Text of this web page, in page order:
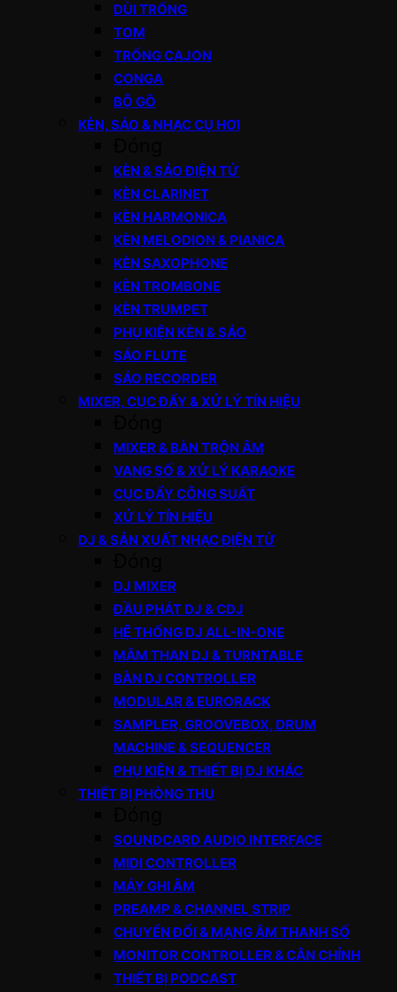
DÙI TRỐNG
TOM
TRỐNG CAJON
CONGA
BỘ GÕ
KÈN, SÁO & NHẠC CỤ HƠI
KÈN & SÁO ĐIỆN TỬ
KÈN CLARINET
KÈN HARMONICA
KÈN MELODION & PIANICA
KÈN SAXOPHONE
KÈN TROMBONE
KÈN TRUMPET
PHỤ KIỆN KÈN & SÁO
SÁO FLUTE
SÁO RECORDER
MIXER, CỤC ĐẨY & XỬ LÝ TÍN HIỆU
MIXER & BÀN TRỘN ÂM
VANG SỐ & XỬ LÝ KARAOKE
CỤC ĐẨY CÔNG SUẤT
XỬ LÝ TÍN HIỆU
DJ & SẢN XUẤT NHẠC ĐIỆN TỬ
DJ MIXER
ĐẦU PHÁT DJ & CDJ
HỆ THỐNG DJ ALL-IN-ONE
MÂM THAN DJ & TURNTABLE
BÀN DJ CONTROLLER
MODULAR & EURORACK
SAMPLER, GROOVEBOX, DRUM
MACHINE & SEQUENCER
PHỤ KIỆN & THIẾT BỊ DJ KHÁC
THIẾT BỊ PHÒNG THU
SOUNDCARD AUDIO INTERFACE
MIDI CONTROLLER
MÁY GHI ÂM
PREAMP & CHANNEL STRIP
CHUYỂN ĐỔI & MẠNG ÂM THANH SỐ
MONITOR CONTROLLER & CÂN CHỈNH
THIẾT BỊ PODCAST